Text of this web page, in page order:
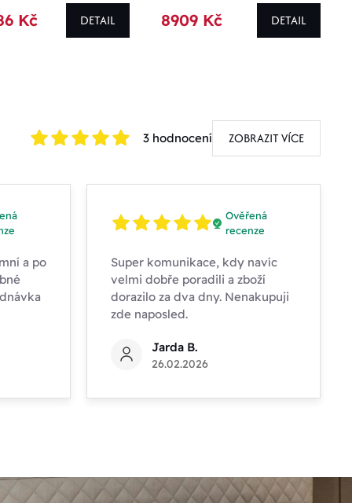
Kč DETAIL 8909 Kč DETAIL
3 hodnocení ZOBRAZIT VÍCE
a po
Ověřená
recenze
Super komunikace, kdy navíc
velmi dobře poradili a zboží
dorazilo za dva dny. Nenakupuji
zde naposled.
Jarda B.
26.02.2026